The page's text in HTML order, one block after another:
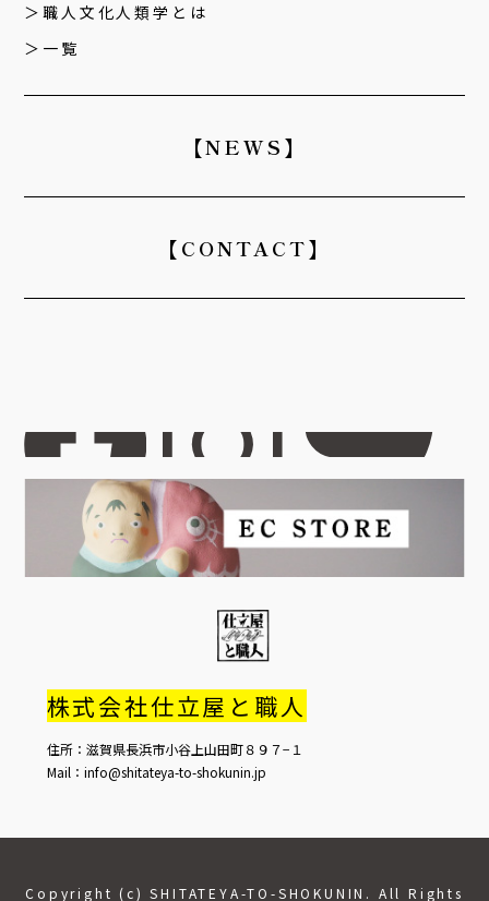
職人文化人類学とは
一覧
【NEWS】
【CONTACT】
株式会社仕立屋と職人
住所：滋賀県長浜市小谷上山田町８９７−１
Mail：info@shitateya-to-shokunin.jp
Copyright (c) SHITATEYA-TO-SHOKUNIN. All Rights